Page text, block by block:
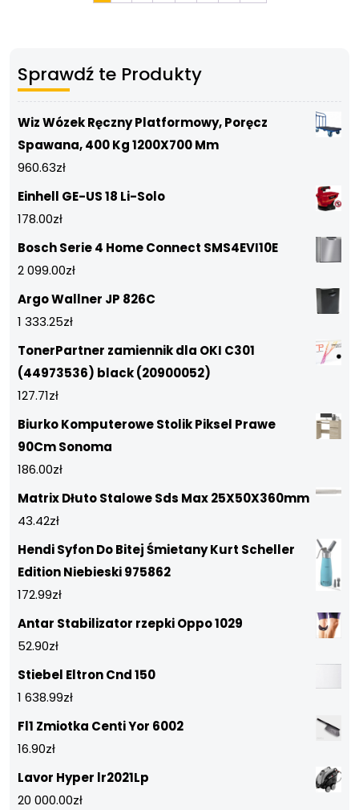
Sprawdź te Produkty
Wiz Wózek Ręczny Platformowy, Poręcz
Spawana, 400 Kg 1200X700 Mm
960.63zł
Einhell GE-US 18 Li-Solo
178.00zł
Bosch Serie 4 Home Connect SMS4EVI10E
2 099.00zł
Argo Wallner JP 826C
1 333.25zł
TonerPartner zamiennik dla OKI C301
(44973536) black (20900052)
127.71zł
Biurko Komputerowe Stolik Piksel Prawe
90Cm Sonoma
186.00zł
Matrix Dłuto Stalowe Sds Max 25X50X360mm
43.42zł
Hendi Syfon Do Bitej Śmietany Kurt Scheller
Edition Niebieski 975862
172.99zł
Antar Stabilizator rzepki Oppo 1029
52.90zł
Stiebel Eltron Cnd 150
1 638.99zł
Fl1 Zmiotka Centi Yor 6002
16.90zł
Lavor Hyper lr2021Lp
20 000.00zł